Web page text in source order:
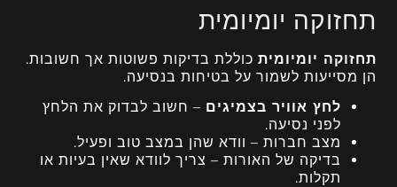
תחזוקה יומיומית
תחזוקה יומיומית כוללת בדיקות פשוטות אך חשובות.
הן מסייעות לשמור על בטיחות בנסיעה.
לחץ אוויר בצמיגים – חשוב לבדוק את הלחץ
לפני נסיעה.
מצב חברות – וודא שהן במצב טוב ופעיל.
בדיקה של האורות – צריך לוודא שאין בעיות או
תקלות.